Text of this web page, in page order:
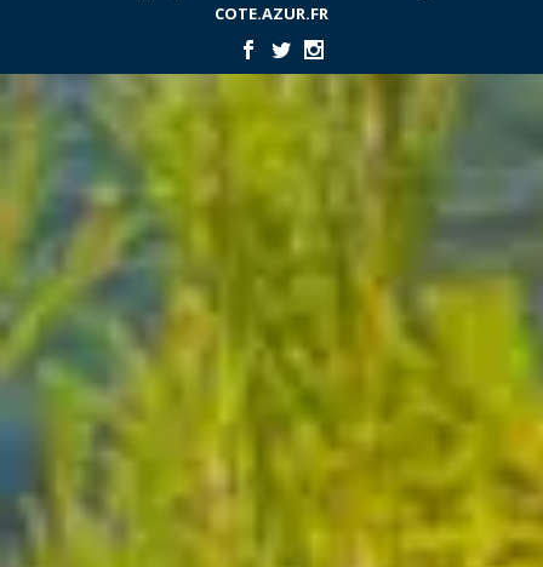
COTE.AZUR.FR